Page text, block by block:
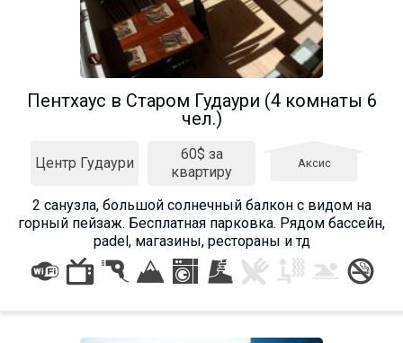
Пентхаус в Старом Гудаури (4 комнаты 6
чел.)
Центр Гудаури
60$ за
квартиру
Аксис
2 санузла, большой солнечный балкон с видом на
горный пейзаж. Бесплатная парковка. Рядом бассейн,
padel, магазины, рестораны и тд